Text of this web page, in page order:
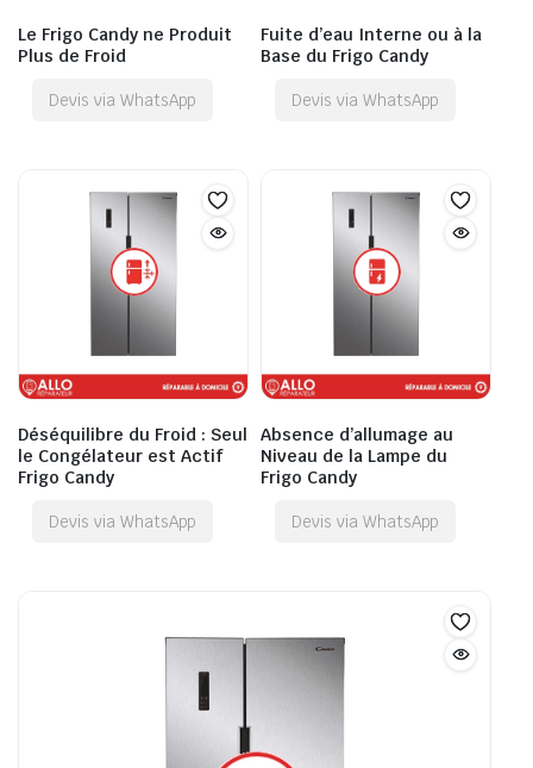
Le Frigo Candy ne Produit
Plus de Froid
Devis via WhatsApp
Fuite d’eau Interne ou à la
Base du Frigo Candy
Devis via WhatsApp
Déséquilibre du Froid : Seul
le Congélateur est Actif
Frigo Candy
Devis via WhatsApp
Absence d’allumage au
Niveau de la Lampe du
Frigo Candy
Devis via WhatsApp